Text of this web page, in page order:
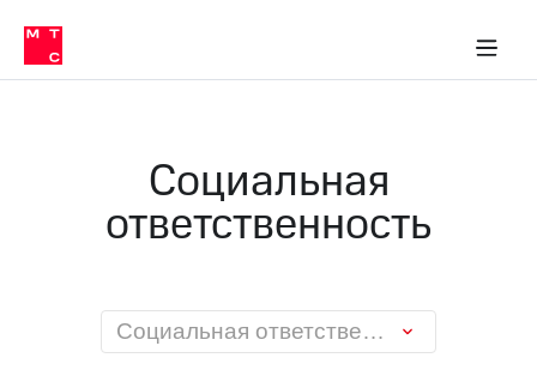
Медиа-центр
и акционерам
Устойчивое развитие
Комплаенс и деловая этика
компании
Карьера
в МТС
История
региона
в МТС
Пресс-
релизы
Социальная
ответственность
Социальная ответственность